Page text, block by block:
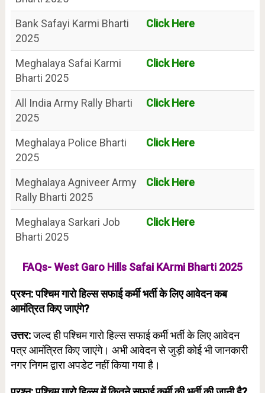
Bank Safayi Karmi Bharti
2025
Click Here
Meghalaya Safai Karmi
Bharti 2025
Click Here
All India Army Rally Bharti
2025
Click Here
Meghalaya Police Bharti
2025
Click Here
Meghalaya Agniveer Army
Rally Bharti 2025
Click Here
Meghalaya Sarkari Job
Bharti 2025
Click Here
FAQs- West Garo Hills Safai KArmi Bharti 2025
प्रश्न: पश्चिम गारो हिल्स सफाई कर्मी भर्ती के लिए आवेदन कब
आमंत्रित किए जाएंगे?
उत्तर:जल्द ही पश्चिम गारो हिल्स सफाई कर्मी भर्ती के लिए आवेदन
पत्र आमंत्रित किए जाएंगे। अभी आवेदन से जुड़ी कोई भी जानकारी
नगर निगम द्वारा अपडेट नहीं किया गया है।